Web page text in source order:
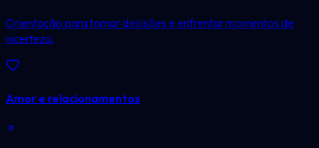
Orientação para tomar decisões e enfrentar momentos de
incerteza.
Amor e relacionamentos